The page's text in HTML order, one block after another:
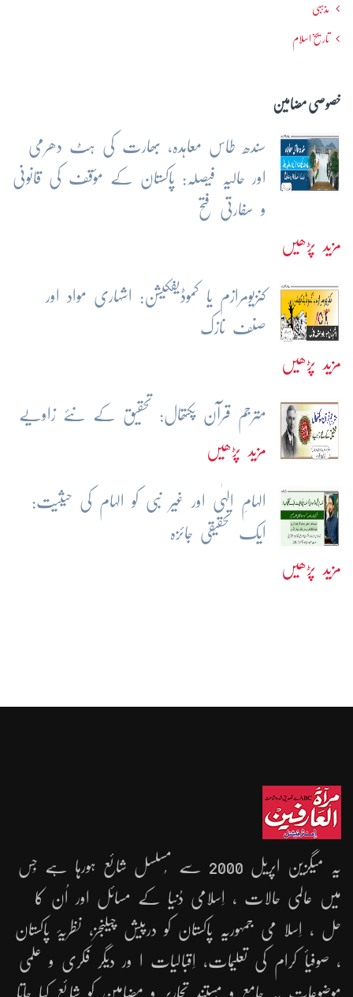
مذہبی
تاریخ اسلام
خصوصی مضامین
سندھ طاس معاہدہ، بھارت کی ہٹ دھرمی
اور حالیہ فیصلہ: پاکستان کے مؤقف کی قانونی
و سفارتی فتح
مزید پڑھیں
کنزیومرازم یا کموڈیفکیشن: اشہاری مواد اور
صنف نازک
مزید پڑھیں
مترجم قرآن پکتھال: تحقیق کے نئے زاویے
مزید پڑھیں
الہامِ الہٰی اور غیر نبی کو الہام کی حیثیت:
ایک تحقیقی جائزہ
مزید پڑھیں
یہ میگزین اپریل 2000 سے مُسلسل شائع ہورہا ہے جِس
میں عالمی حالات ، اِسلامی دُنیا کے مسائل اور اُن کا
حل ، اِسلا می جمہوریّہ پاکستان کو درپیش چیلنجز، نظریۂ پاکستان
، صوفیأ کرام کی تعلیمات، اِقبالیات ا ور دیگر فکری و علمی
موضوعات پہ جامع و مُستند تحاریر و مضامین کو شائع کیا جاتا